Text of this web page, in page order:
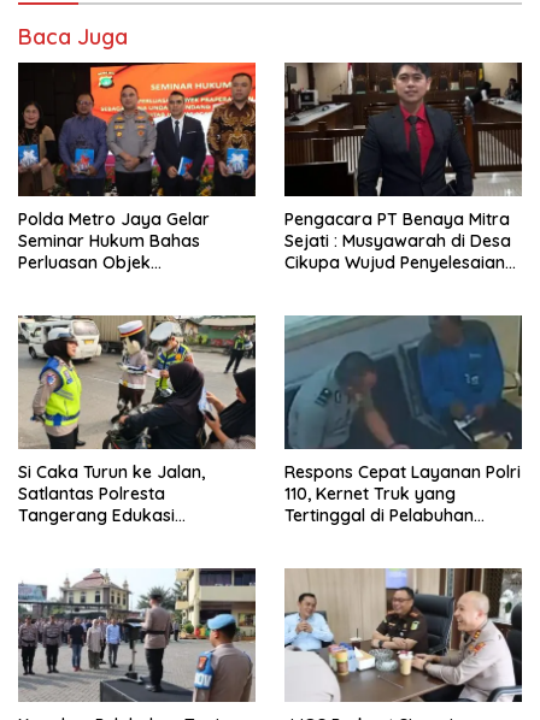
Baca Juga
Polda Metro Jaya Gelar
Seminar Hukum Bahas
Perluasan Objek
Pengacara PT Benaya Mitra
Sejati : Musyawarah di Desa
Cikupa Wujud Penyelesaian
Si Caka Turun ke Jalan,
Satlantas Polresta
Tangerang Edukasi
Respons Cepat Layanan Polri
110, Kernet Truk yang
Tertinggal di Pelabuhan
dengan Sopir